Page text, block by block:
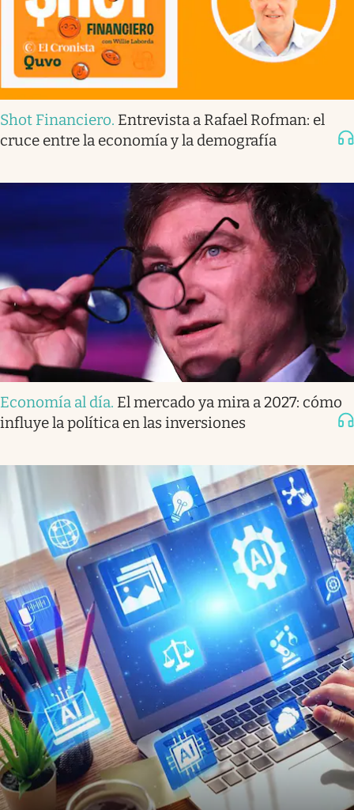
Shot Financiero. Entrevista a Rafael Rofman: el
cruce entre la economía y la demografía
Economía al día. El mercado ya mira a 2027: cómo
influye la política en las inversiones